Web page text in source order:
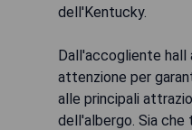
dell'Kentucky.
Dall'accogliente
attenzione per
alle principali
dell'albergo. Sia